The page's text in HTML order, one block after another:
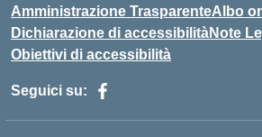
Amministrazione TrasparenteAlbo
Dichiarazione di accessibilitàNote
Obiettivi di accessibilità
Seguici su: